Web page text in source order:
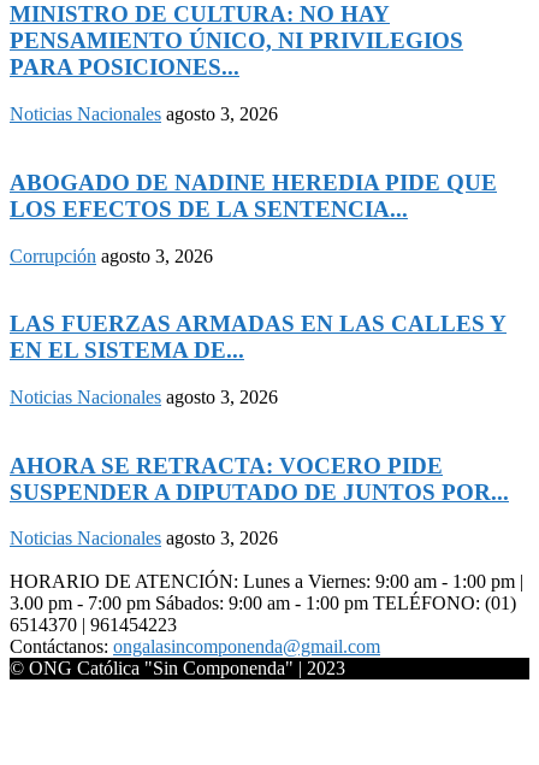
MINISTRO DE CULTURA: NO HAY
PENSAMIENTO ÚNICO, NI PRIVILEGIOS
PARA POSICIONES...
Noticias Nacionales agosto 3, 2026
ABOGADO DE NADINE HEREDIA PIDE QUE
LOS EFECTOS DE LA SENTENCIA...
Corrupción agosto 3, 2026
LAS FUERZAS ARMADAS EN LAS CALLES Y
EN EL SISTEMA DE...
Noticias Nacionales agosto 3, 2026
AHORA SE RETRACTA: VOCERO PIDE
SUSPENDER A DIPUTADO DE JUNTOS POR...
Noticias Nacionales agosto 3, 2026
HORARIO DE ATENCIÓN: Lunes a Viernes: 9:00 am - 1:00 pm |
3.00 pm - 7:00 pm Sábados: 9:00 am - 1:00 pm TELÉFONO: (01)
6514370 | 961454223
Contáctanos: ongalasincomponenda@gmail.com
© ONG Católica "Sin Componenda" | 2023